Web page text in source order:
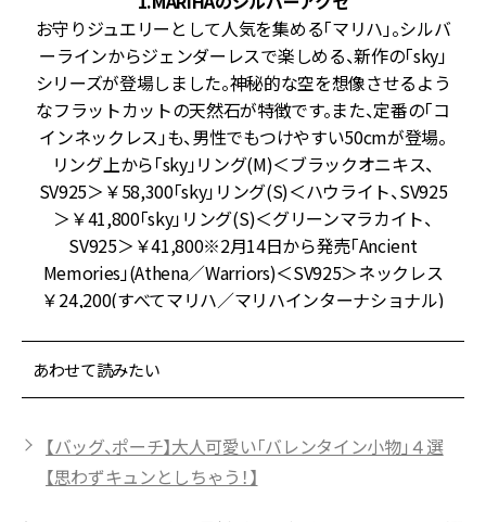
お守りジュエリーとして人気を集める「マリハ」。シルバ
ーラインからジェンダーレスで楽しめる、新作の「sky」
シリーズが登場しました。神秘的な空を想像させるよう
なフラットカットの天然石が特徴です。また、定番の「コ
インネックレス」も、男性でもつけやすい50cmが登場。
リング上から「sky」リング(M)＜ブラックオニキス、
SV925＞￥58,300「sky」リング(S)＜ハウライト、SV925
＞￥41,800「sky」リング(S)＜グリーンマラカイト、
SV925＞￥41,800※2月14日から発売「Ancient
Memories」(Athena／Warriors)＜SV925＞ネックレス
￥24,200(すべてマリハ／マリハインターナショナル)
あわせて読みたい
【バッグ、ポーチ】大人可愛い「バレンタイン小物」４選
【思わずキュンとしちゃう！】